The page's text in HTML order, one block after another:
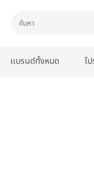
เเบรนด์ทั้งหมด โ